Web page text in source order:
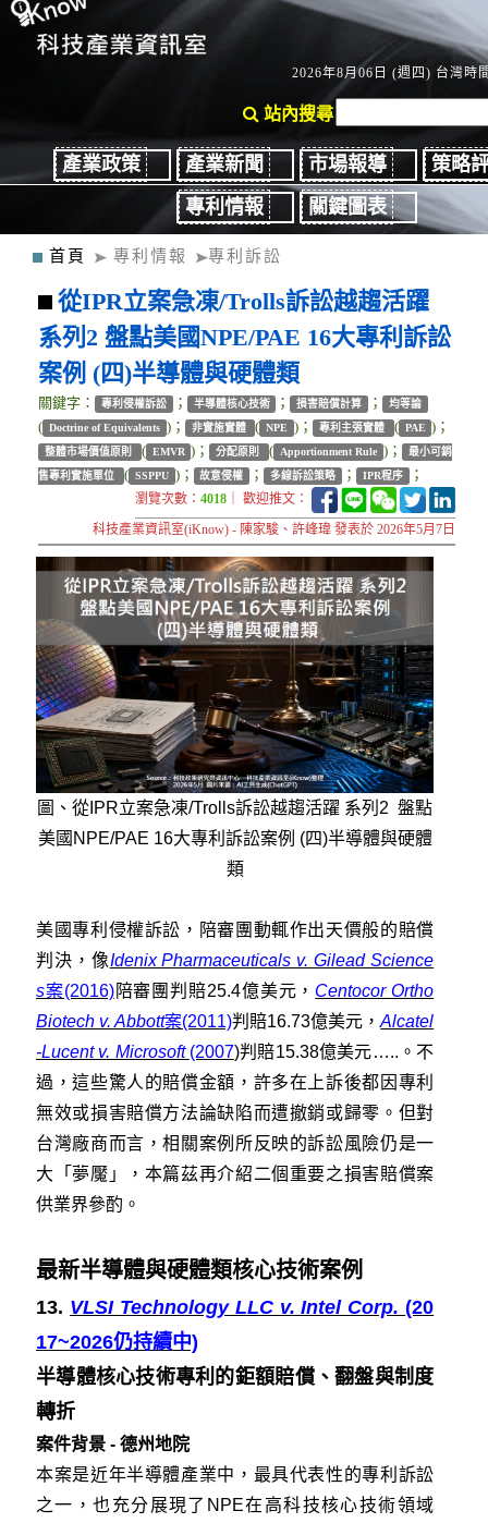
2026年8月06日 (週四) 台灣時
站內搜尋
產業政策 產業新聞 市場報導
策略
專利情報
關鍵圖表
首頁 專利情報 專利訴訟
從IPR立案急凍/Trolls訴訟越趨活躍
系列2 盤點美國NPE/PAE 16大專利訴訟
案例 (四)半導體與硬體類
關鍵字： 專利侵權訴訟 ； 半導體核心技術 ； 損害賠償計算 ； 均等論
( Doctrine of Equivalents )； 非實施實體 ( NPE )； 專利主張實體 ( PAE )；
整體市場價值原則 ( EMVR )； 分配原則 ( Apportionment Rule )；
最小可銷
售專利實施單位
( SSPPU )； 故意侵權 ； 多線訴訟策略 ； IPR程序 ；
瀏覽次數：4018 ｜ 歡迎推文：
科技產業資訊室(iKnow) - 陳家駿、許峰瑋 發表於 2026年5月7日
圖、從IPR立案急凍/Trolls訴訟越趨活躍 系列2 盤點
美國NPE/PAE 16大專利訴訟案例 (四)半導體與硬體
類
美國專利侵權訴訟，陪審團動輒作出天價般的賠償
判決，像Idenix Pharmaceuticals v. Gilead Science
s案(2016)陪審團判賠25.4億美元， Centocor Ortho
Biotech v. Abbott案(2011)判賠16.73億美元，Alcatel
-Lucent v. Microsoft (2007)判賠15.38億美元…..。不
過，這些驚人的賠償金額，許多在上訴後都因專利
無效或損害賠償方法論缺陷而遭撤銷或歸零。但對
台灣廠商而言，相關案例所反映的訴訟風險仍是一
大「夢魘」，本篇茲再介紹二個重要之損害賠償案
供業界參酌。
最新半導體與硬體類核心技術案例
13. VLSI Technology LLC v. Intel Corp.(20
17~2026仍持續中)
半導體核心技術專利的鉅額賠償、翻盤與制度
轉折
案件背景 - 德州地院
本案是近年半導體產業中，最具代表性的專利訴訟
之一，也充分展現了NPE在高科技核心技術領域